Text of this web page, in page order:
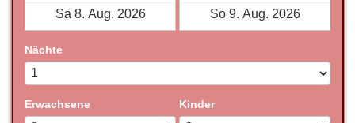
Nächte
Erwachsene Kinder